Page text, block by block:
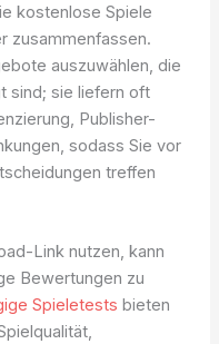
kostenlose Spiele
zusammenfassen.
auszuwählen, die
sind; sie liefern oft
Publisher-
sodass Sie vor
treffen
Link nutzen, kann
Bewertungen zu
Spieletests bieten